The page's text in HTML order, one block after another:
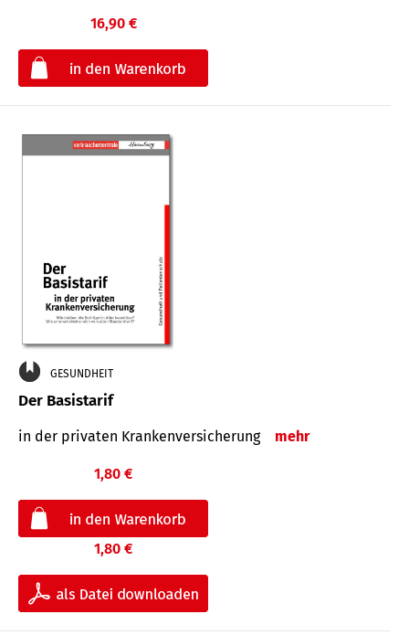
16,90 €
GESUNDHEIT
Der Basistarif
in der privaten Kran­ken­ver­siche­rung mehr
1,80 €
1,80 €